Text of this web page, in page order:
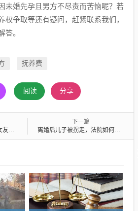
未婚先孕且男方不尽责而苦恼呢？若
权争取等还有疑问，赶紧联系我们，
答。
抚养费
阅读 分享
？
下一篇
离婚后儿子被拐走，法院如何判决？